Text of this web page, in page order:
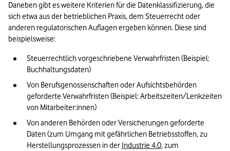
Daneben gibt es weitere Kriterien für die Datenklassifizierung, die
sich etwa aus der betrieblichen Praxis, dem Steuerrecht oder
anderen regulatorischen Auflagen ergeben können. Diese sind
beispielsweise:
Steuerrechtlich vorgeschriebene Verwahrfristen (Beispiel:
Buchhaltungsdaten)
Von Berufsgenossenschaften oder Aufsichtsbehörden
geforderte Verwahrfristen (Beispiel: Arbeitszeiten/Lenkzeiten
von Mitarbeiter:innen)
Von anderen Behörden oder Versicherungen geforderte
Daten (zum Umgang mit gefährlichen Betriebsstoffen, zu
Herstellungsprozessen in der Industrie 4.0, zum